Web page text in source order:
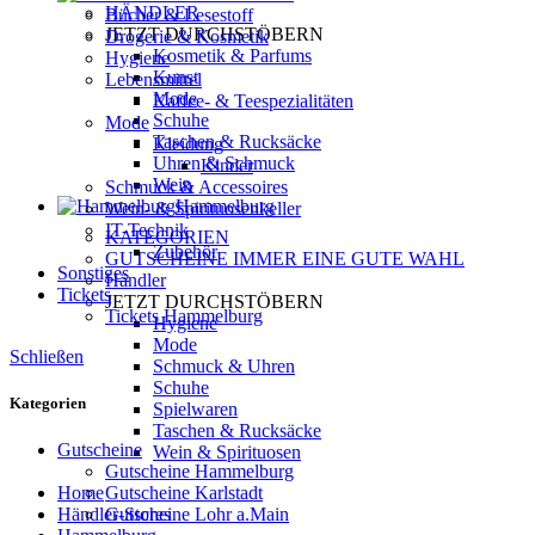
HÄNDLER
JETZTDURCHSTÖBERN
Kosmetik & Parfums
Kunst
Mode
Schuhe
Taschen & Rucksäcke
Uhren & Schmuck
Wein
Hammelburg
KATEGORIEN
GUTSCHEINE IMMER EINE GUTE WAHL
Händler
JETZT DURCHSTÖBERN
Hygiene
Mode
Schmuck & Uhren
Schuhe
Spielwaren
Taschen & Rucksäcke
Wein & Spirituosen
Home
Händler-Stores
Bücher & Lesestoff
Drogerie & Kosmetik
Hygiene
Lebensmittel
Kaffee- & Teespezialitäten
Mode
Kleidung
Kinder
Schmuck & Accessoires
Wein- & Spirituosenkeller
IT-Technik
Zubehör
Sonstiges
Tickets
Tickets Hammelburg
Schließen
Kategorien
Gutscheine
Gutscheine Hammelburg
Gutscheine Karlstadt
Gutscheine Lohr a.Main